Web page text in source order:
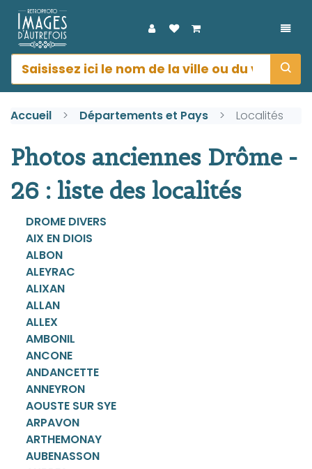
Accueil Départements et Pays Localités
Photos anciennes Drôme -
26 : liste des localités
DROME DIVERS
AIX EN DIOIS
ALBON
ALEYRAC
ALIXAN
ALLAN
ALLEX
AMBONIL
ANCONE
ANDANCETTE
ANNEYRON
AOUSTE SUR SYE
ARPAVON
ARTHEMONAY
AUBENASSON